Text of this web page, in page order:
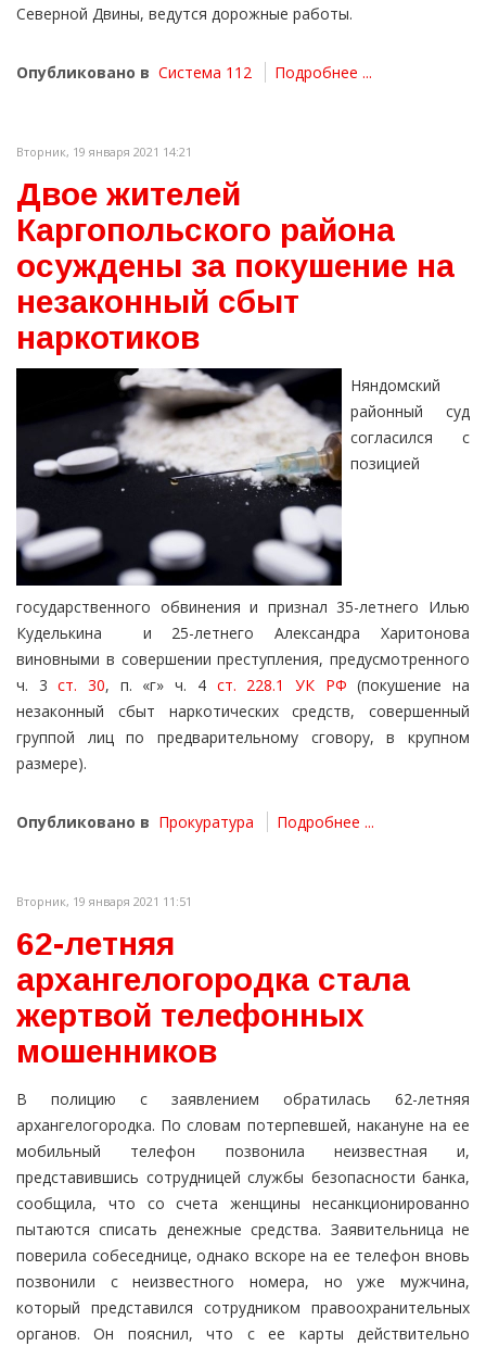
Северной Двины, ведутся дорожные работы.
Опубликовано в Система 112 Подробнее ...
Вторник, 19 января 2021 14:21
Двое жителей
Каргопольского района
осуждены за покушение на
незаконный сбыт
наркотиков
Няндомский
районный суд
согласился с
позицией
государственного обвинения и признал 35-летнего Илью
Куделькина и 25-летнего Александра Харитонова
виновными в совершении преступления, предусмотренного
ч. 3ст. 30, п. «г» ч. 4 ст. 228.1 УК РФ (покушение на
незаконный сбыт наркотических средств, совершенный
группой лиц по предварительному сговору, в крупном
размере).
Опубликовано в Прокуратура Подробнее ...
Вторник, 19 января 2021 11:51
62-летняя
архангелогородка стала
жертвой телефонных
мошенников
В полицию с заявлением обратилась 62-летняя
архангелогородка. По словам потерпевшей, накануне на ее
мобильный телефон позвонила неизвестная и,
представившись сотрудницей службы безопасности банка,
сообщила, что со счета женщины несанкционированно
пытаются списать денежные средства. Заявительница не
поверила собеседнице, однако вскоре на ее телефон вновь
позвонили с неизвестного номера, но уже мужчина,
который представился сотрудником правоохранительных
органов. Он пояснил, что с ее карты действительно